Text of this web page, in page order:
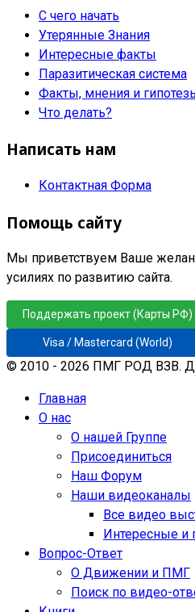
С чего начать
Утерянные Знания
Интересные факты
Паразитическая система
Факты, мнения и
Что делать?
Написать нам
Контактная Форма
Помощь сайту
Мы приветствуем Ваше
усилиях по развитию сайта.
Поддержать проект (Карты РФ)
Visa / Mastercard (World)
© 2010 - 2026 ПМГ РОД ВЗВ.
Главная
О нас
О нашей Группе
Присоединиться
Наш Форум
Наши видеоканалы
Все видео
Интересные и
Вопрос-Ответ
О Движении и ПМГ
Поиск по видео-